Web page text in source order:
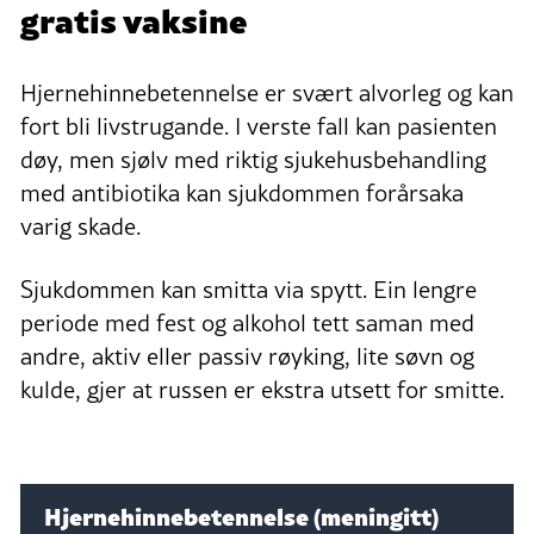
gratis vaksine
Hjernehinnebetennelse er svært alvorleg og kan
fort bli livstrugande. I verste fall kan pasienten
døy, men sjølv med riktig sjukehusbehandling
med antibiotika kan sjukdommen forårsaka
varig skade.
Sjukdommen kan smitta via spytt. Ein lengre
periode med fest og alkohol tett saman med
andre, aktiv eller passiv røyking, lite søvn og
kulde, gjer at russen er ekstra utsett for smitte.
Hjernehinnebetennelse (meningitt)